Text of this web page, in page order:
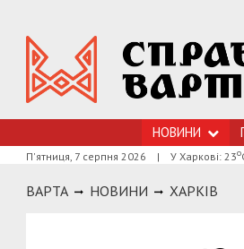
НОВИНИ
П'ятниця, 7 серпня 2026 | У Харкові: 23о
ВАРТА НОВИНИ ХАРКIВ